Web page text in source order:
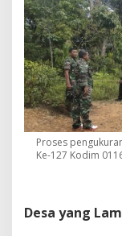
Proses
Ke-127 Kodim
Desa yang